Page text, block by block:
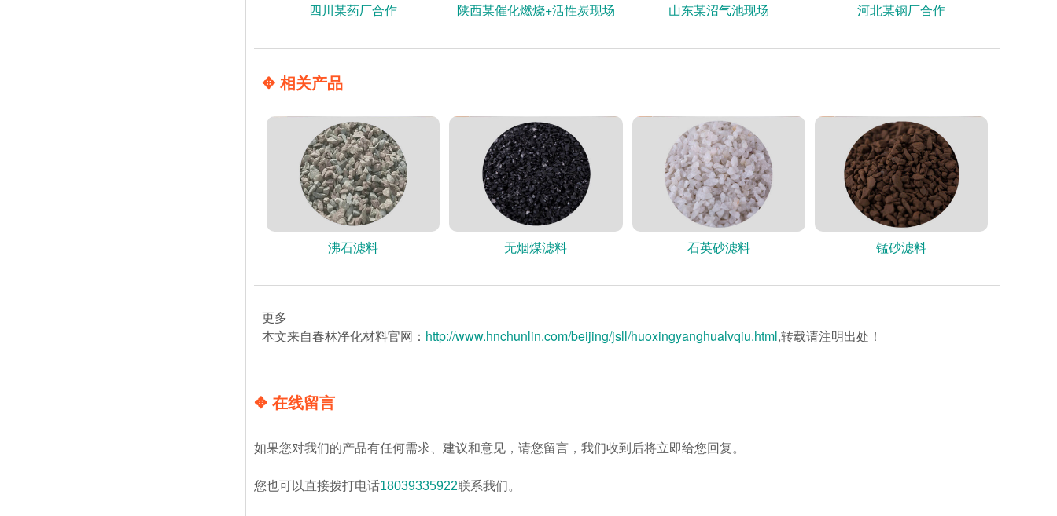
四川某药厂合作 陕西某催化燃烧+活性炭现场 山东某沼气池现场 河北某钢厂合作
✥ 相关产品
沸石滤料 无烟煤滤料 石英砂滤料 锰砂滤料
更多
本文来自春林净化材料官网： http://www.hnchunlin.com/beijing/jsll/huoxingyanghualvqiu.html,转载请注明出处！
✥ 在线留言
如果您对我们的产品有任何需求、建议和意见，请您留言，我们收到后将立即给您回复。
您也可以直接拨打电话18039335922联系我们。